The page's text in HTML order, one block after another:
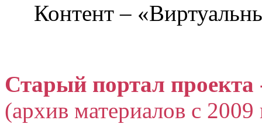
Контент –
Старый портал
(архив материалов с